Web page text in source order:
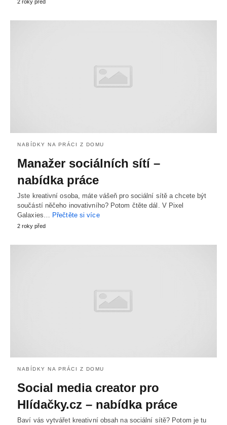
2 roky před
NABÍDKY NA PRÁCI Z DOMU
Manažer sociálních sítí –
nabídka práce
Jste kreativní osoba, máte vášeň pro sociální sítě a chcete být
součástí něčeho inovativního? Potom čtěte dál. V Pixel
Galaxies…
Přečtěte si více
2 roky před
NABÍDKY NA PRÁCI Z DOMU
Social media creator pro
Hlídačky.cz – nabídka práce
Baví vás vytvářet kreativní obsah na sociální sítě? Potom je tu